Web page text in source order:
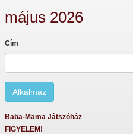
május 2026
Cím
Baba-Mama Játszóház
FIGYELEM!